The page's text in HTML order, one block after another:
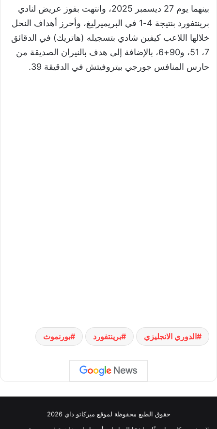
بينهما يوم 27 ديسمبر 2025، وانتهت بفوز عريض لنادي
برينتفورد بنتيجة 4-1 في البريميرليغ، وأحرز أهداف النحل
خلالها اللاعب كيفين شادي بتسجيله (هاتريك) في الدقائق
7، 51، و90+6، بالإضافة إلى هدف بالنيران الصديقة من
حارس المنافس جورجي بيتروفيتش في الدقيقة 39.
الدوري الانجليزي برينتفورد بورنموث
حقوق الطبع محفوظة لموقع ميركاتو داي 2026